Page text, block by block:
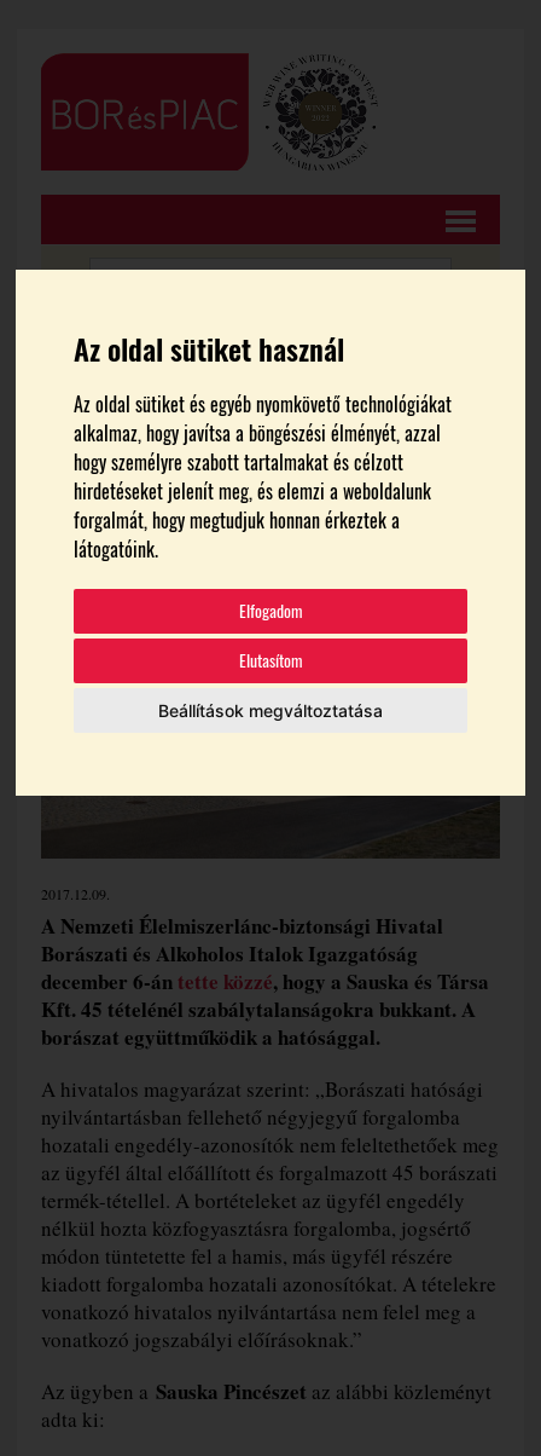
Az oldal sütiket használ
Az oldal sütiket és egyéb nyomkövető technológiákat
alkalmaz, hogy javítsa a böngészési élményét, azzal
hogy személyre szabott tartalmakat és célzott
hirdetéseket jelenít meg, és elemzi a weboldalunk
forgalmát, hogy megtudjuk honnan érkeztek a
látogatóink.
Elfogadom
Elutasítom
Beállítások megváltoztatása
Sauska-borokat vont ki a
forgalomból a NÉBIH
2017.12.09.
A Nemzeti Élelmiszerlánc-biztonsági Hivatal
Borászati és Alkoholos Italok Igazgatóság
december 6-án tette közzé, hogy a Sauska és Társa
Kft. 45 tételénél szabálytalanságokra bukkant. A
borászat együttműködik a hatósággal.
A hivatalos magyarázat szerint: „Borászati hatósági
nyilvántartásban fellehető négyjegyű forgalomba
hozatali engedély-azonosítók nem feleltethetőek meg
az ügyfél által előállított és forgalmazott 45 borászati
termék-tétellel. A bortételeket az ügyfél engedély
nélkül hozta közfogyasztásra forgalomba, jogsértő
módon tüntetette fel a hamis, más ügyfél részére
kiadott forgalomba hozatali azonosítókat. A tételekre
vonatkozó hivatalos nyilvántartása nem felel meg a
vonatkozó jogszabályi előírásoknak.”
Az ügyben a Sauska Pincészet az alábbi közleményt
adta ki: